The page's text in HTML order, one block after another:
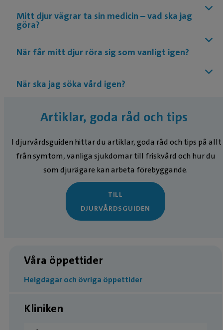
Mitt djur vägrar ta sin medicin – vad ska jag
göra?
När får mitt djur röra sig som vanligt igen?
När ska jag söka vård igen?
Artiklar, goda råd och tips
I djurvårdsguiden hittar du artiklar, goda råd och tips på allt
från symtom, vanliga sjukdomar till friskvård och hur du
som djurägare kan arbeta förebyggande.
TILL
DJURVÅRDSGUIDEN
Våra öppettider
Helgdagar och övriga öppettider
Kliniken